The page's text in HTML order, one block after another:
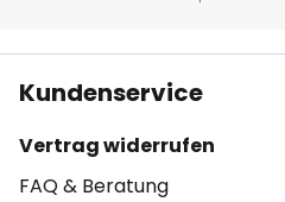
Kundenservice
Vertrag widerrufen
FAQ & Beratung